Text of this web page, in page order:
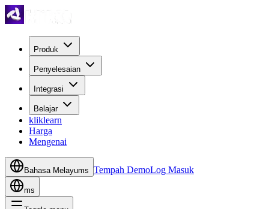
Produk
Penyelesaian
Integrasi
Belajar
kliklearn
Harga
Mengenai
Bahasa Melayums Tempah DemoLog Masuk
ms